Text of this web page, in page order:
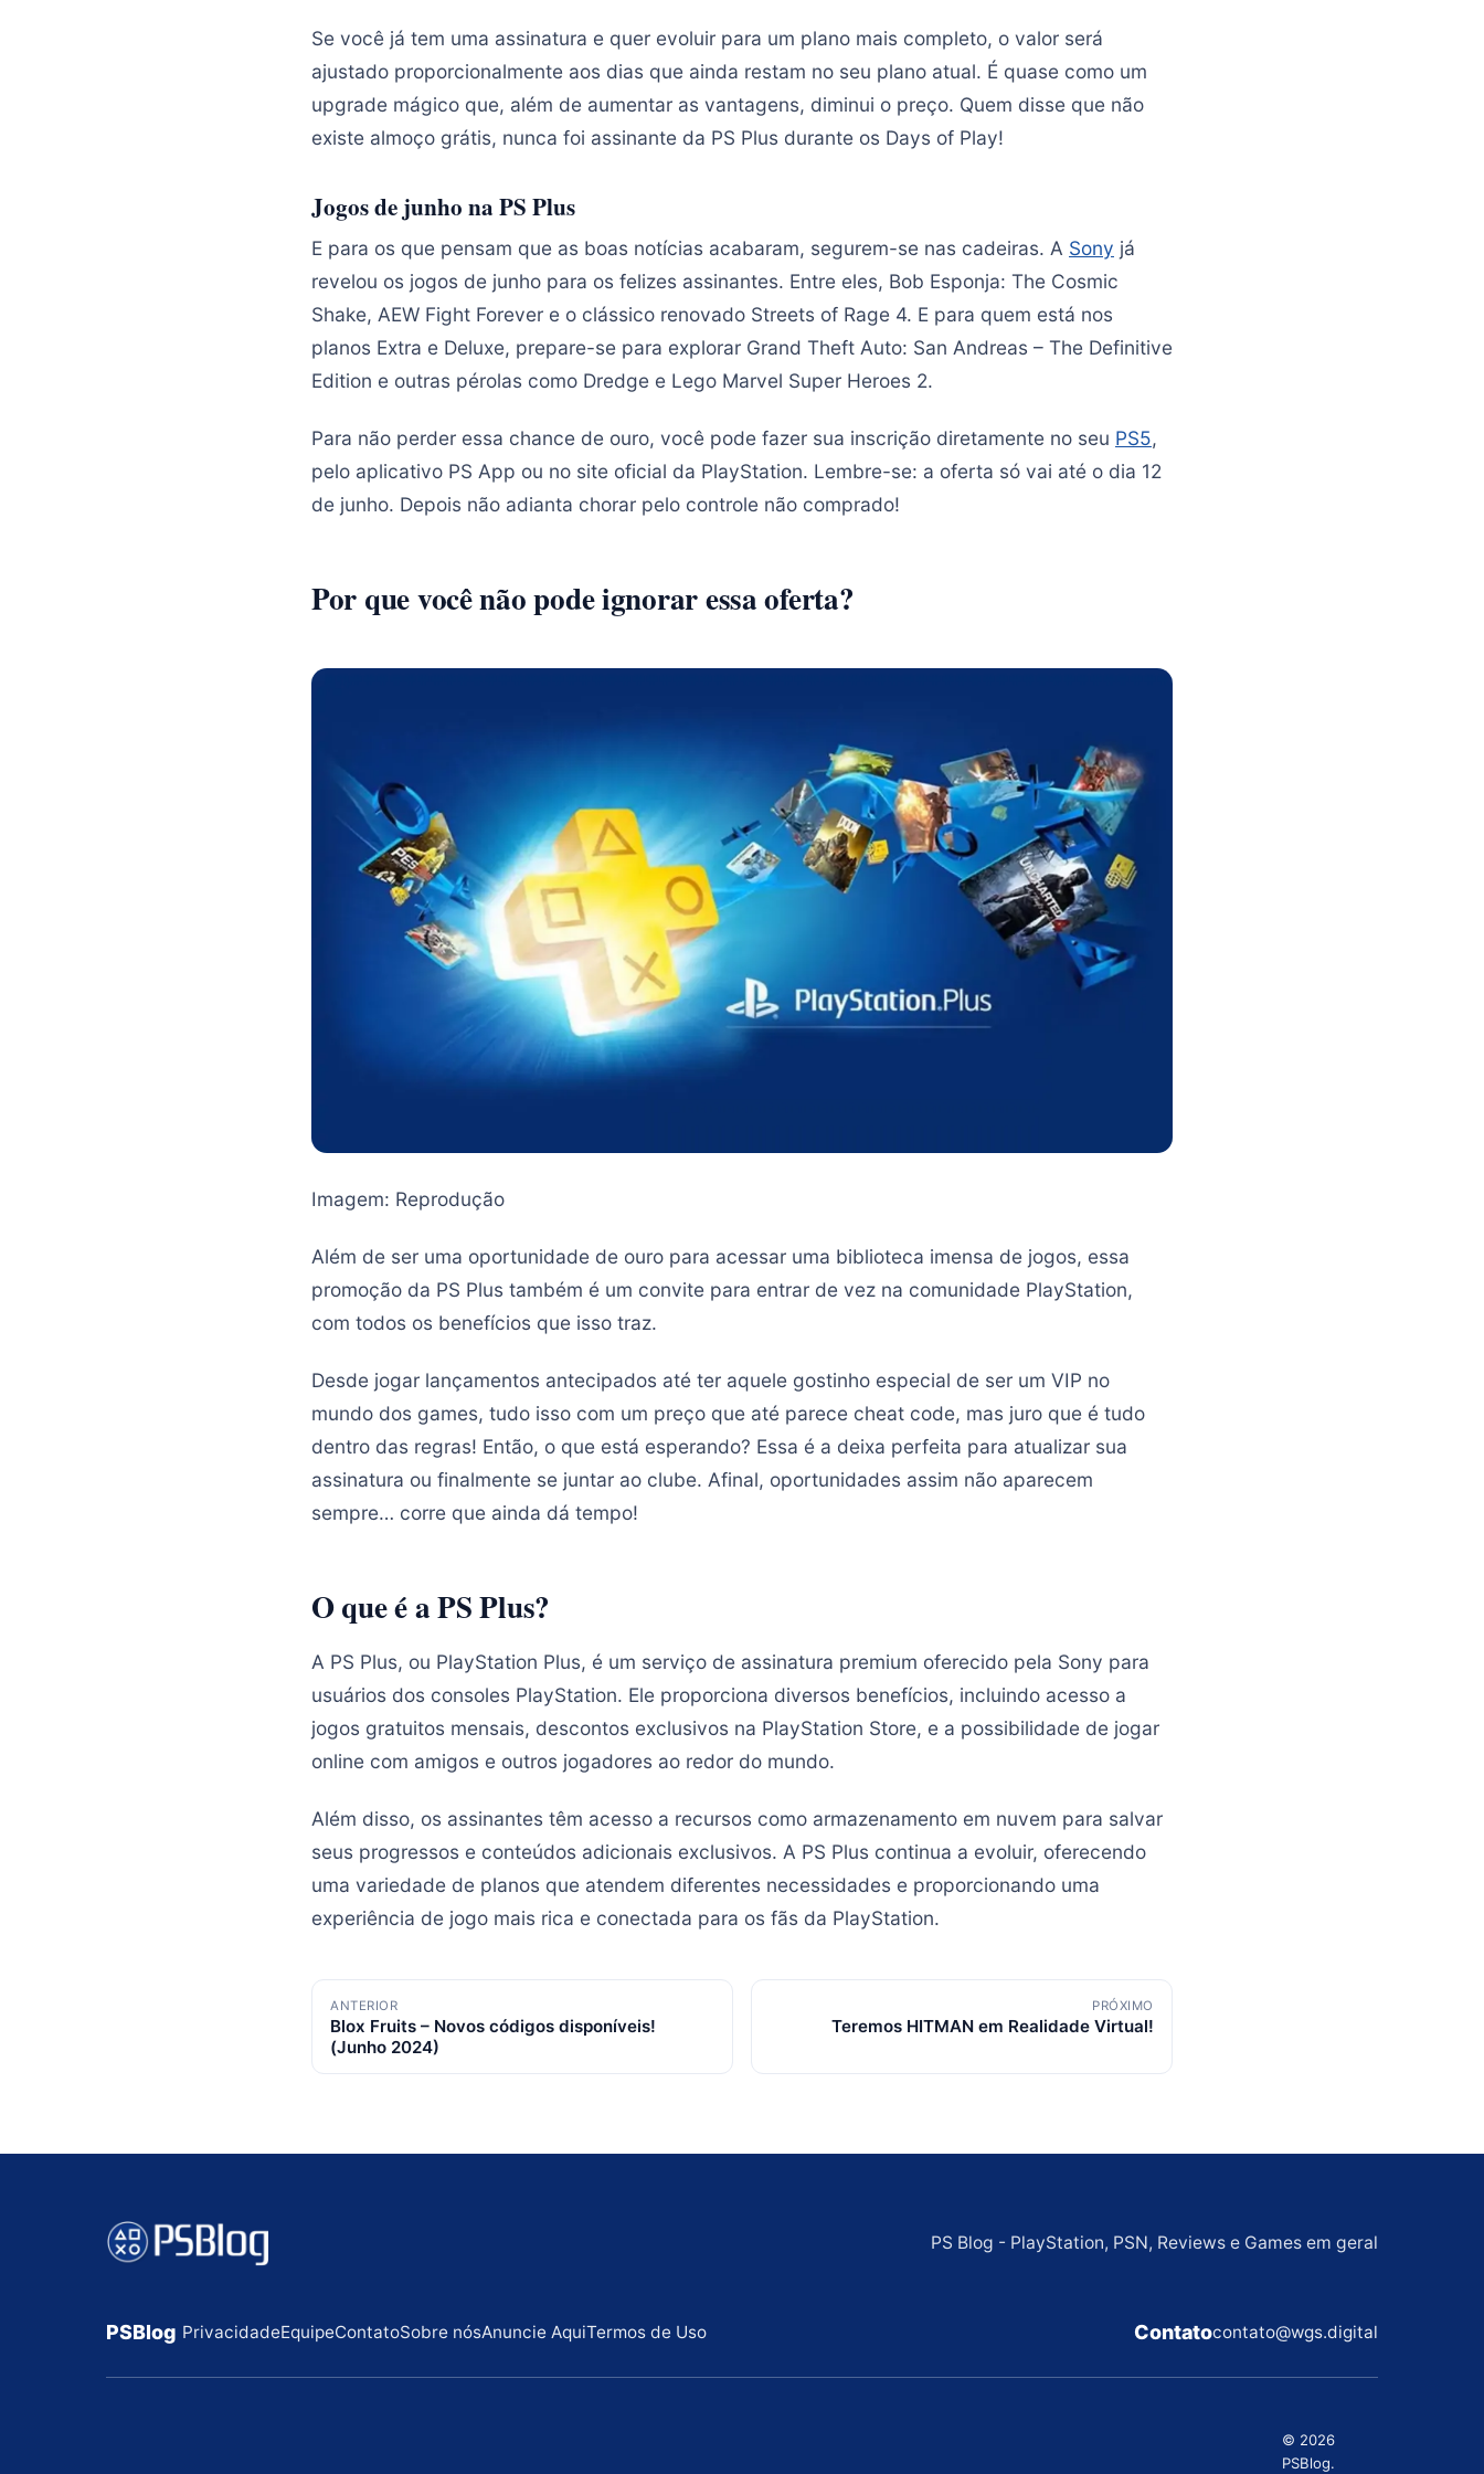
Se você já tem uma assinatura e quer evoluir para um plano mais completo, o valor será
ajustado proporcionalmente aos dias que ainda restam no seu plano atual. É quase como um
upgrade mágico que, além de aumentar as vantagens, diminui o preço. Quem disse que não
existe almoço grátis, nunca foi assinante da PS Plus durante os Days of Play!
Jogos de junho na PS Plus
E para os que pensam que as boas notícias acabaram, segurem-se nas cadeiras. A Sony já
revelou os jogos de junho para os felizes assinantes. Entre eles, Bob Esponja: The Cosmic
Shake, AEW Fight Forever e o clássico renovado Streets of Rage 4. E para quem está nos
planos Extra e Deluxe, prepare-se para explorar Grand Theft Auto: San Andreas – The Definitive
Edition e outras pérolas como Dredge e Lego Marvel Super Heroes 2.
Para não perder essa chance de ouro, você pode fazer sua inscrição diretamente no seu PS5,
pelo aplicativo PS App ou no site oficial da PlayStation. Lembre-se: a oferta só vai até o dia 12
de junho. Depois não adianta chorar pelo controle não comprado!
Por que você não pode ignorar essa oferta?
Imagem: Reprodução
Além de ser uma oportunidade de ouro para acessar uma biblioteca imensa de jogos, essa
promoção da PS Plus também é um convite para entrar de vez na comunidade PlayStation,
com todos os benefícios que isso traz.
Desde jogar lançamentos antecipados até ter aquele gostinho especial de ser um VIP no
mundo dos games, tudo isso com um preço que até parece cheat code, mas juro que é tudo
dentro das regras! Então, o que está esperando? Essa é a deixa perfeita para atualizar sua
assinatura ou finalmente se juntar ao clube. Afinal, oportunidades assim não aparecem
sempre… corre que ainda dá tempo!
O que é a PS Plus?
A PS Plus, ou PlayStation Plus, é um serviço de assinatura premium oferecido pela Sony para
usuários dos consoles PlayStation. Ele proporciona diversos benefícios, incluindo acesso a
jogos gratuitos mensais, descontos exclusivos na PlayStation Store, e a possibilidade de jogar
online com amigos e outros jogadores ao redor do mundo.
Além disso, os assinantes têm acesso a recursos como armazenamento em nuvem para salvar
seus progressos e conteúdos adicionais exclusivos. A PS Plus continua a evoluir, oferecendo
uma variedade de planos que atendem diferentes necessidades e proporcionando uma
experiência de jogo mais rica e conectada para os fãs da PlayStation.
Navegação
de
posts
ANTERIOR
Blox Fruits – Novos códigos disponíveis!
(Junho 2024)
PRÓXIMO
Teremos HITMAN em Realidade Virtual!
PS Blog - PlayStation, PSN, Reviews e Games em geral
PSBlog PrivacidadeEquipeContatoSobre nósAnuncie AquiTermos de Uso Contatocontato@wgs.digital
© 2026
PSBlog.